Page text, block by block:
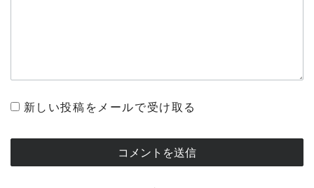
新しい投稿をメールで受け取る